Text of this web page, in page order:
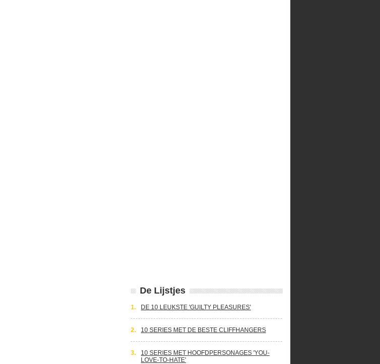
De Lijstjes
1. DE 10 LEUKSTE 'GUILTY PLEASURES'
2. 10 SERIES MET DE BESTE CLIFFHANGERS
3.
10 SERIES MET HOOFDPERSONAGES 'YOU-
LOVE-TO-HATE'